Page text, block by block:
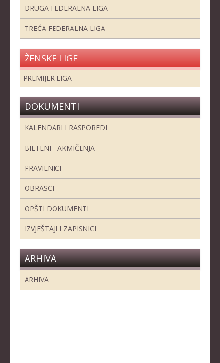
DRUGA FEDERALNA LIGA
TREĆA FEDERALNA LIGA
ŽENSKE LIGE
PREMIJER LIGA
DOKUMENTI
KALENDARI I RASPOREDI
BILTENI TAKMIČENJA
PRAVILNICI
OBRASCI
OPŠTI DOKUMENTI
IZVJEŠTAJI I ZAPISNICI
ARHIVA
ARHIVA